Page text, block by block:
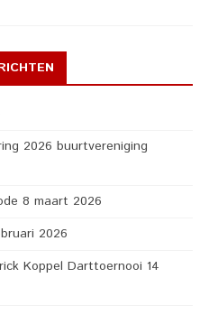
2026 buurtvereniging
8 maart 2026
2026
Koppel Darttoernooi 14